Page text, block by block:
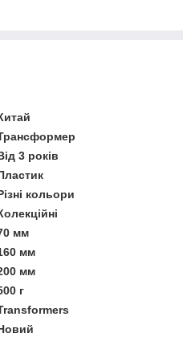
3 років
кольори
мм
мм
мм
г